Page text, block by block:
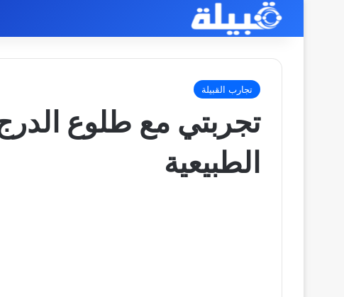
تجارب القبيلة
تجربتي مع طلوع الدرج
الطبيعية